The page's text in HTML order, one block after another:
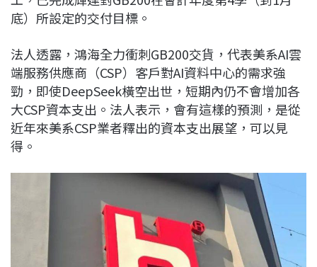
底）所設定的交付目標。
法人透露，鴻海全力衝刺GB200交貨，代表美系AI雲
端服務供應商（CSP）客戶對AI資料中心的需求強
勁，即使DeepSeek橫空出世，短期內仍不會增加各
大CSP資本支出。法人表示，會有這樣的預測，是從
近年來美系CSP業者釋出的資本支出展望，可以見
得。